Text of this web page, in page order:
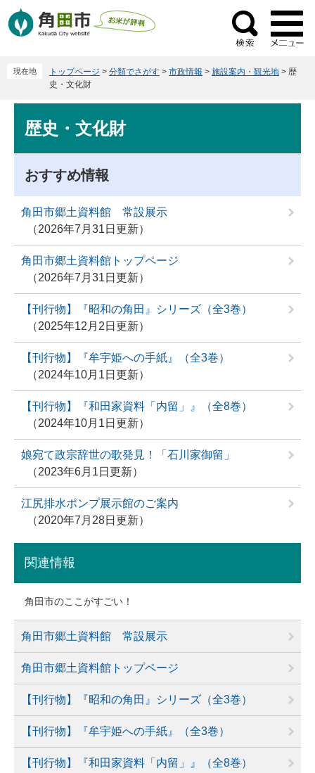
ー
ニ
検
索
現在地 トップページ > 分類でさがす > 市政情報 > 施設案内・観光地 > 歴
史・文化財
歴史・文化財
おすすめ情報
角田市郷土資料館 常設展示
2026年7月31日更新
角田市郷土資料館トップページ
2026年7月31日更新
【刊行物】『昭和の角田』シリーズ（全3巻）
2025年12月2日更新
【刊行物】『牟宇姫への手紙』（全3巻）
2024年10月1日更新
【刊行物】『和田家資料「内留」』（全8巻）
2024年10月1日更新
娘宛て政宗辞世の歌発見！「石川家御留」
2023年6月1日更新
江尻排水ポンプ展示館のご案内
2020年7月28日更新
関連情報
角田市のここがすごい！
角田市郷土資料館 常設展示
角田市郷土資料館トップページ
【刊行物】『昭和の角田』シリーズ（全3巻）
【刊行物】『牟宇姫への手紙』（全3巻）
【刊行物】『和田家資料「内留」』（全8巻）